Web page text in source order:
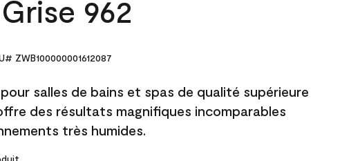
962
ZWB100000001612087
salles de bains et spas de qualité supérieure
des résultats magnifiques incomparables
très humides.